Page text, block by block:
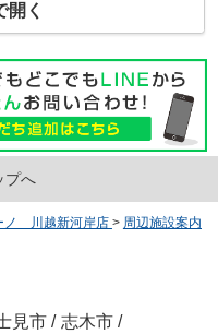
開く
プへ
ノ 川越新河岸店 > 周辺施設案内
見市 / 志木市 /